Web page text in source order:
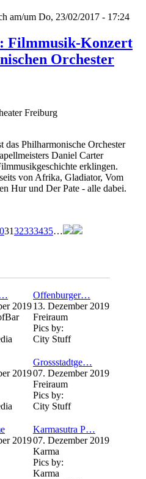
am/um Do, 23/02/2017 - 17:24
Filmmusik-Konzert
Orchester
Freiburg
das Philharmonische Orchester
Daniel Carter
erklingen.
von Afrika, Gladiator, Vom
Hur und Der Pate - alle dabei.
3132333435…
2019
Offenburger…
13. Dezember 2019
Freiraum
Pics by:
City Stuff
2019
Grossstadtge…
07. Dezember 2019
Freiraum
Pics by:
City Stuff
2019
Karmasutra P…
07. Dezember 2019
Karma
Pics by:
Karma